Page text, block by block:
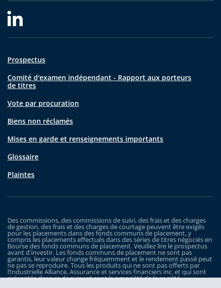
Prospectus
Comité d'examen indépendant - Rapport aux porteurs
de titres
Vote par procuration
Biens non réclamés
Mises en garde et renseignements importants
Glossaire
Plaintes
Des commissions, des commissions de suivi, des frais et des charges
de gestion, des frais et des charges de courtage peuvent être exigés
pour les placements dans des fonds communs de placement, y
compris les placements effectués dans des séries de titres négociés en
Bourse des fonds communs de placement. Veuillez lire le prospectus
avant d'investir. Les fonds communs de placement ne sont pas
garantis, leur valeur change fréquemment et le rendement passé peut
ne pas se reproduire. Tous les produits qui ne sont pas offerts par
l’Industrielle Alliance, Assurance et services financiers inc. et qui sont
présentés dans ce document sont la propriété de la société